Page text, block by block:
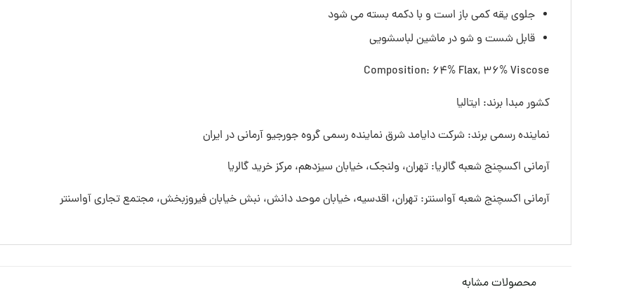
جلوی یقه کمی باز است و با دکمه بسته می شود
قابل شست و شو در ماشین لباسشویی
Composition: 64% Flax, 36% Viscose
کشور مبدا برند: ایتالیا
نماینده رسمی برند: شرکت دایامد شرق نماینده رسمی گروه جورجیو آرمانی در ایران
آرمانی اکسچنج شعبه گالریا: تهران، ولنجک، خیابان سیزدهم، مرکز خرید گالریا
آرمانی اکسچنج شعبه آواسنتر: تهران، اقدسیه، خیابان موحد دانش، نبش خیابان فیروزبخش، مجتمع تجاری آواسنتر
محصولات مشابه